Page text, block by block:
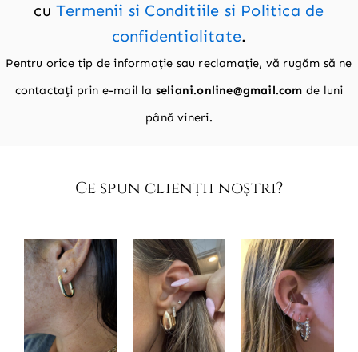
cuTermenii si Conditiile si Politica de
confidentialitate.
Pentru orice tip de informație sau reclamație, vă rugăm să ne
contactați prin e-mail la seliani.online@gmail.com de luni
până vineri.
Ce spun clienții noștri?​